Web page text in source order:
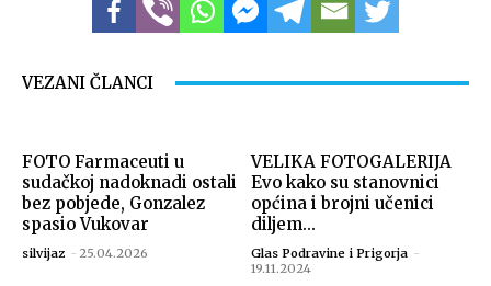
VEZANI ČLANCI
FOTO Farmaceuti u
sudačkoj nadoknadi ostali
bez pobjede, Gonzalez
spasio Vukovar
silvijaz - 25.04.2026
VELIKA FOTOGALERIJA
Evo kako su stanovnici
općina i brojni učenici
diljem...
Glas Podravine i Prigorja -
19.11.2024